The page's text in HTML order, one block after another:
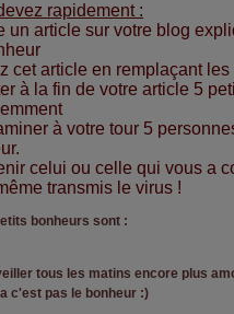
rapidement :
un article sur votre blog
cet article en remplaçant
à la fin de votre article 5
à votre tour 5
celui ou celle qui vous a
transmis le virus !
bonheurs sont :
tous les matins encore plus
c'est pas le bonheur :)